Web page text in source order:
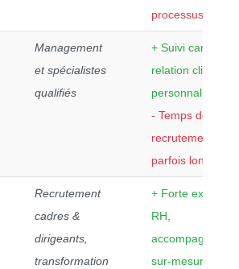
processus
Management
et spécialistes
qualifiés
+ Suivi candidat,
relation client
personnalisée
- Temps de
recrutement
parfois long
Recrutement
cadres &
dirigeants,
transformation
+ Forte expertise
RH,
sur-mesure